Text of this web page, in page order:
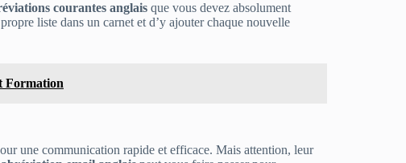
courantes anglais que vous devez absolument
liste dans un carnet et d’y ajouter chaque nouvelle
Formation
une communication rapide et efficace. Mais attention, leur